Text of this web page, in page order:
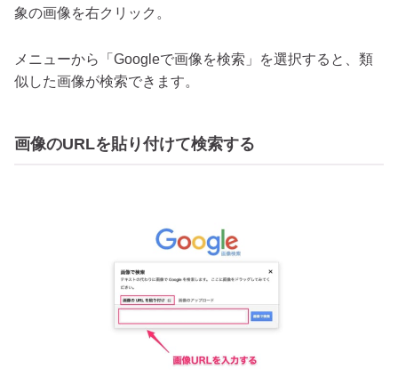
象の画像を右クリック。
メニューから「Googleで画像を検索」を選択すると、類
似した画像が検索できます。
画像のURLを貼り付けて検索する